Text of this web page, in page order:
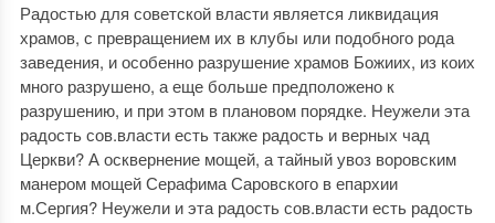
Радостью для советской власти является ликвидация
храмов, с превращением их в клубы или подобного рода
заведения, и особенно разрушение храмов Божиих, из коих
много разрушено, а еще больше предположено к
разрушению, и при этом в плановом порядке. Неужели эта
радость сов.власти есть также радость и верных чад
Церкви? А осквернение мощей, а тайный увоз воровским
манером мощей Серафима Саровского в епархии
м.Сергия? Неужели и эта радость сов.власти есть радость